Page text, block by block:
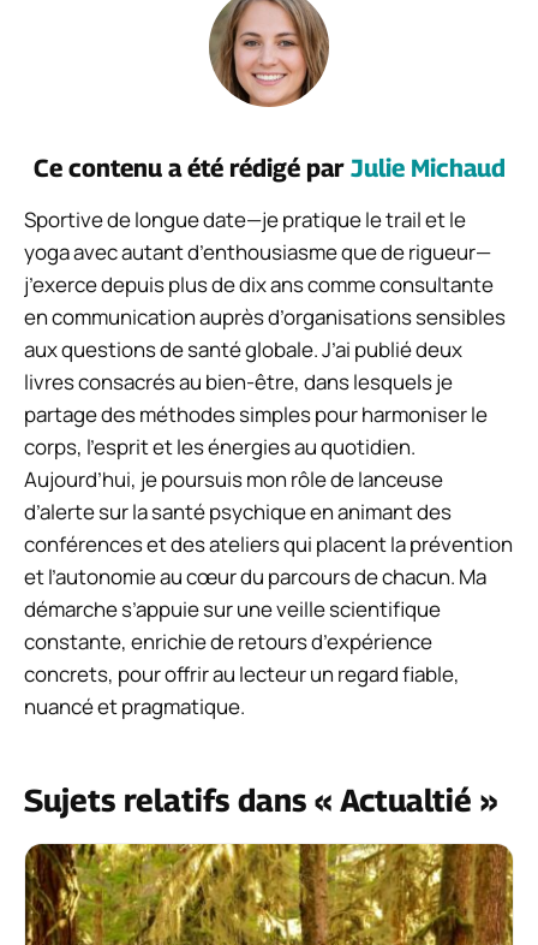
Ce contenu a été rédigé par Julie Michaud
Sportive de longue date—je pratique le trail et le
yoga avec autant d’enthousiasme que de rigueur—
j’exerce depuis plus de dix ans comme consultante
en communication auprès d’organisations sensibles
aux questions de santé globale. J’ai publié deux
livres consacrés au bien-être, dans lesquels je
partage des méthodes simples pour harmoniser le
corps, l’esprit et les énergies au quotidien.
Aujourd’hui, je poursuis mon rôle de lanceuse
d’alerte sur la santé psychique en animant des
conférences et des ateliers qui placent la prévention
et l’autonomie au cœur du parcours de chacun. Ma
démarche s’appuie sur une veille scientifique
constante, enrichie de retours d’expérience
concrets, pour offrir au lecteur un regard fiable,
nuancé et pragmatique.
Sujets relatifs dans « Actualtié »